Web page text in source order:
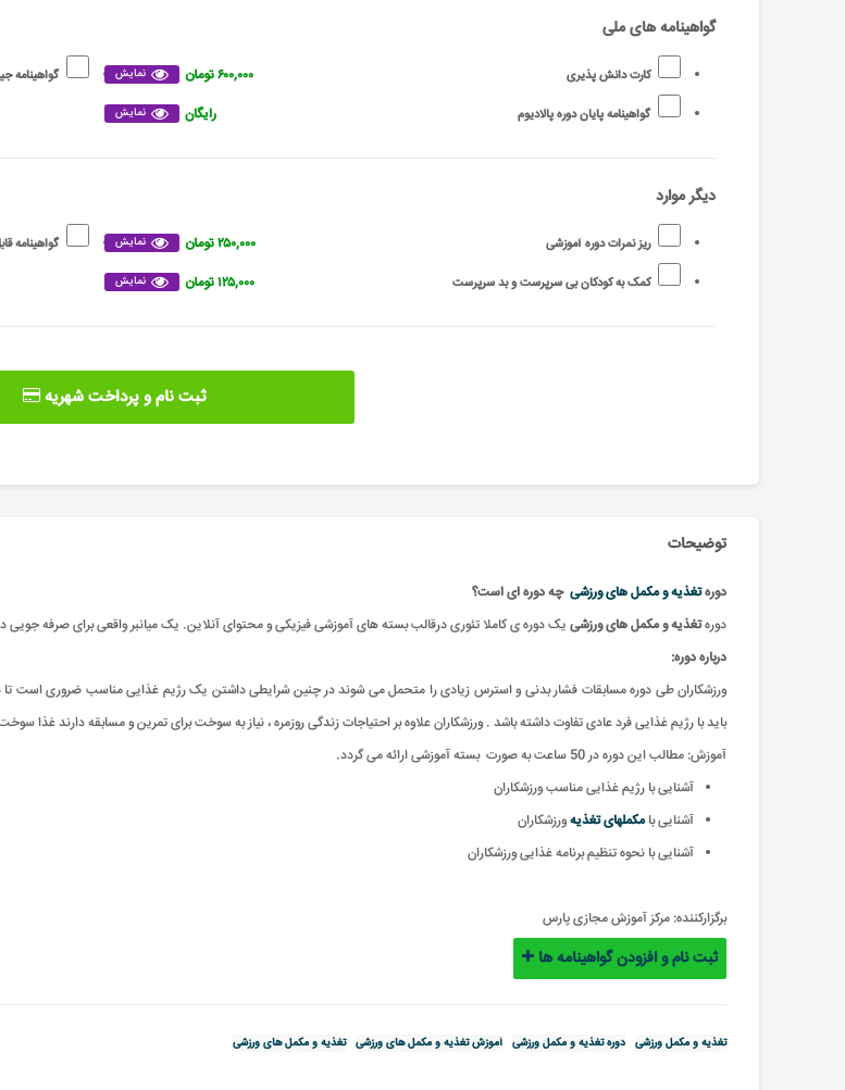
گواهینامه های ملی
کارت دانش پذیری نمایش ۶۰۰,۰۰۰ تومان
گواهینامه پایان دوره پالادیوم نمایش رایگان
گواهینامه
دیگر موارد
ریز نمرات دوره آموزشی نمایش ۲۵۰,۰۰۰ تومان
کمک به کودکان بی سرپرست و بد سرپرست نمایش ۱۲۵,۰۰۰ تومان
گواهینامه
ثبت نام و پرداخت شهریه
توضیحات
دورهتغذیه و مکمل های ورزشی چه دوره ای است؟
دورهتغذیه و مکمل های ورزشی یک دوره ی کاملا تئوری درقالب بسته های آموزشی فیزیکی و محتوای آنلاین. یک میانبر واقعی برای صرفه جویی
درباره دوره:
ورزشکاران طی دوره مسابقات فشار بدنی و استرس زیادی را متحمل می شوند در چنین شرایطی داشتن یک رژیم غذایی مناسب ضروری است تا
باید با رژیم غذایی فرد عادی تفاوت داشته باشد . ورزشکاران علاوه بر احتیاجات زندگی روزمره ، نیاز به سوخت برای تمرین و مسابقه دارند غذا
آموزش: مطالب این دوره در 50 ساعت به صورت بسته آموزشی ارائه می گردد
.
آشنایی با رژیم غذایی مناسب ورزشکاران
آشنایی بامکملهای تغذیهورزشکاران
آشنایی با نحوه تنظیم برنامه غذایی ورزشکاران
برگزارکننده: مرکز آموزش مجازی پارس
ثبت نام و افزودن گواهینامه ها
تغذیه و مکمل ورزشی دوره تغذیه و مکمل ورزشی آموزش تغذیه و مکمل های ورزشی تغذیه و مکمل های ورزشی